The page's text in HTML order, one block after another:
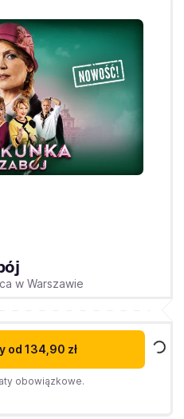
w Warszawie
od 134,90 zł
obowiązkowe.